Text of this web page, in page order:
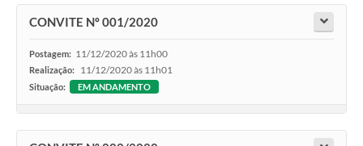
CONVITE Nº 001/2020
Postagem: 11/12/2020 às 11h00
Realização: 11/12/2020 às 11h01
Situação: EM ANDAMENTO